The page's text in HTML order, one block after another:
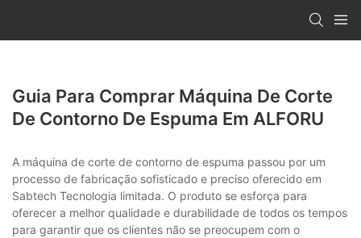
Guia Para Comprar Máquina De Corte
De Contorno De Espuma Em ALFORU
A máquina de corte de contorno de espuma passou por um
processo de fabricação sofisticado e preciso oferecido em
Sabtech Tecnologia limitada. O produto se esforça para
oferecer a melhor qualidade e durabilidade de todos os tempos
para garantir que os clientes não se preocupem com o